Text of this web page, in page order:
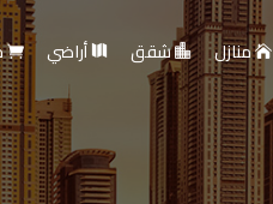
منازل شقق أراضي